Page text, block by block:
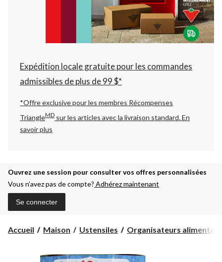
à
22:00
cliquer
pour
changer
Expédition locale gratuite pour les commandes
admissibles de plus de 99 $*
*Offre exclusive pour les membres Récompenses
TriangleMD sur les articles avec la livraison standard.En
savoir plus
Ouvrez une session pour consulter vos offres personnalisées
Vous n’avez pas de compte? Adhérez maintenant
Se connecter
Accueil Maison Ustensiles Organisateurs